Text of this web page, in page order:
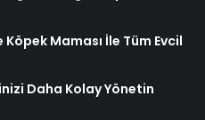
Maması İle Tüm Evcil
Daha Kolay Yönetin